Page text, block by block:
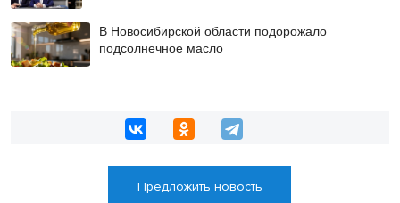
В Новосибирской области подорожало
подсолнечное масло
Предложить новость